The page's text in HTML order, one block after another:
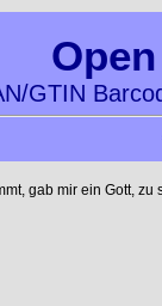
GTIN
gab mir ein Gott,